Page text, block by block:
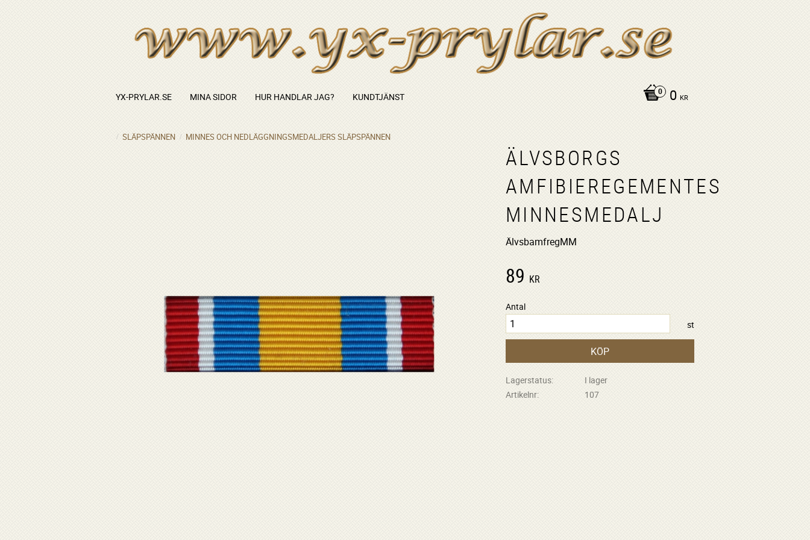
0 KR
YX-PRYLAR.SE MINA SIDOR HUR HANDLAR JAG? KUNDTJÄNST
SLÄPSPÄNNEN MINNES OCH NEDLÄGGNINGSMEDALJERS SLÄPSPÄNNEN
ÄLVSBORGS
AMFIBIEREGEMENTES
MINNESMEDALJ
ÄlvsbamfregMM
89 KR
Antal
st
KÖP
Lagerstatus
I lager
Artikelnr
107